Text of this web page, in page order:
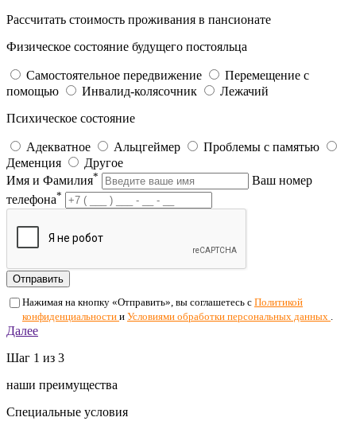
Рассчитать стоимость проживания в пансионате
Физическое состояние будущего постояльца
Самостоятельное передвижение
Перемещение с
помощью
Инвалид-колясочник
Лежачий
Психическое состояние
Адекватное Альцгеймер
Проблемы с памятью
Деменция
Другое
Имя и Фамилия*
Ваш номер
телефона*
Отправить
Нажимая на кнопку «Отправить», вы соглашетесь с Политикой
конфиденциальности и Условиями обработки персональных данных .
Далее
Шаг 1 из 3
наши преимущества
Специальные условия